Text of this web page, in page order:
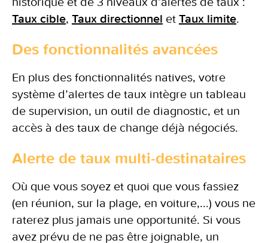
Taux cible, Taux directionnel et Taux limite.
Des fonctionnalités avancées
En plus des fonctionnalités natives, votre
système d’alertes de taux intègre un tableau
de supervision, un outil de diagnostic, et un
accès à des taux de change déjà négociés.
Alerte de taux multi-destinataires
Où que vous soyez et quoi que vous fassiez
(en réunion, sur la plage, en voiture,...) vous ne
raterez plus jamais une opportunité. Si vous
avez prévu de ne pas être joignable, un